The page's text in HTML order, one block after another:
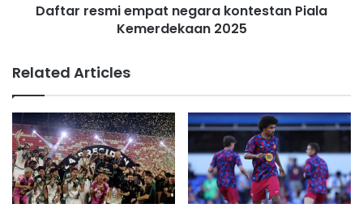
Daftar resmi empat negara kontestan Piala
Kemerdekaan 2025
Related Articles